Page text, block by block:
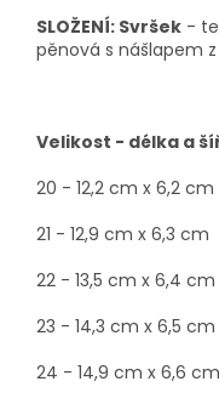
SLOŽENÍ: Svršek -
pěnová s nášlapem z
Velikost - délka a
20 - 12,2 cm x 6,2 cm
21 - 12,9 cm x 6,3 cm
22 - 13,5 cm x 6,4 cm
23 - 14,3 cm x 6,5 cm
24 - 14,9 cm x 6,6 cm